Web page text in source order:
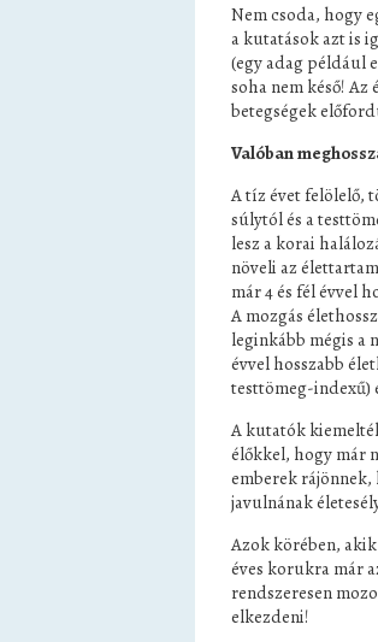
Nem csoda, hogy
a kutatások azt is
(egy adag például
soha nem késő!
betegségek
Valóban
A tíz évet felölelő,
súlytól és a
lesz a korai
növeli az
már 4 és fél évvel
A mozgás
leginkább mégis a
évvel hosszabb
testtömeg-indexű)
A kutatók
élőkkel, hogy már
emberek rájönnek,
javulnának
Azok körében,
éves korukra már
rendszeresen
elkezdeni!